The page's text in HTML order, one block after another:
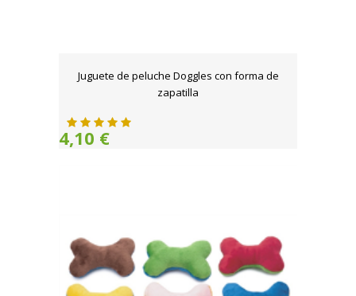
Juguete de peluche Doggles con forma de
zapatilla
4,10 €